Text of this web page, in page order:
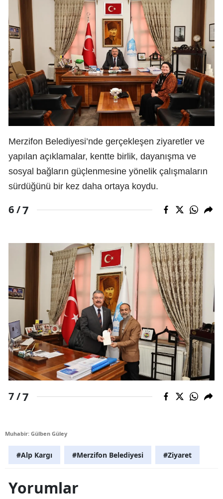
Merzifon Belediyesi’nde gerçekleşen ziyaretler ve
yapılan açıklamalar, kentte birlik, dayanışma ve
sosyal bağların güçlenmesine yönelik çalışmaların
sürdüğünü bir kez daha ortaya koydu.
6 /7
7 /7
Muhabir: Gülben Güley
#Alp Kargı #Merzifon Belediyesi #Ziyaret
Yorumlar